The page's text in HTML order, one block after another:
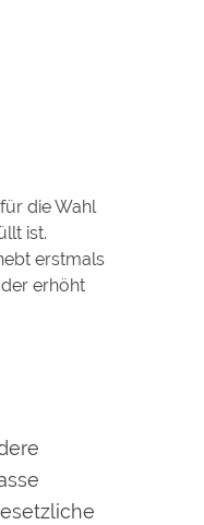
die Wahl
ist.
erstmals
erhöht